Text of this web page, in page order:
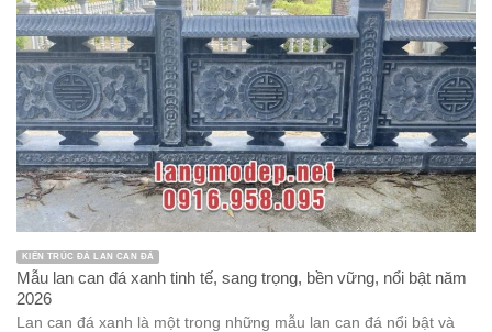
KIẾN TRÚC ĐÁ LAN CAN ĐÁ
Mẫu lan can đá xanh tinh tế, sang trọng, bền vững, nổi bật năm
2026
Lan can đá xanh là một trong những mẫu lan can đá nổi bật và